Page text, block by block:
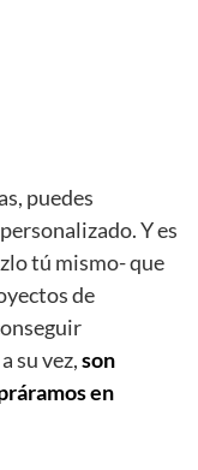
puedes
Y es
tú mismo- que
de
su vez,son
en